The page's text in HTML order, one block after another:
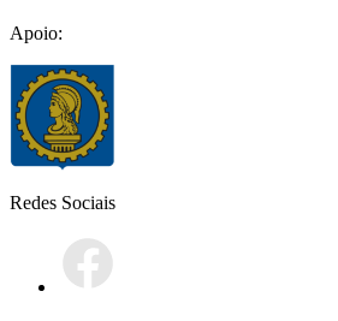
Apoio:
Redes Sociais